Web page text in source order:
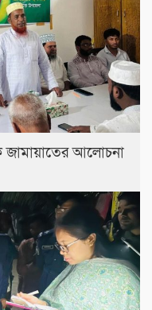
জামায়াতের আলোচনা